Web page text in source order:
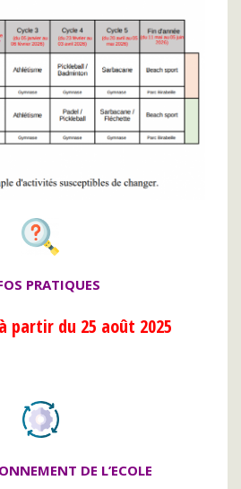
PRATIQUES
partir du 25 août 2025
DE L’ECOLE